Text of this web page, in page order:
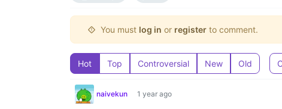
You must log in or register to comment.
Hot Top Controversial New Old
naivekun 1 year ago